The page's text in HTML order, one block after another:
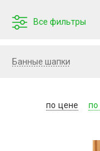
Все фильтры
Банные шапки
по цене по